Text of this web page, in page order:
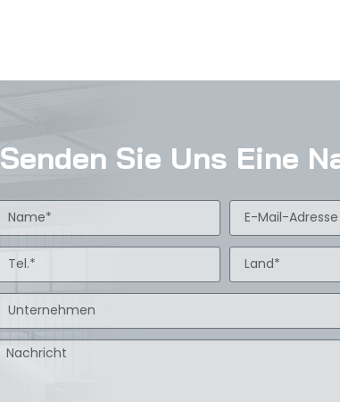
Senden Sie Uns Eine